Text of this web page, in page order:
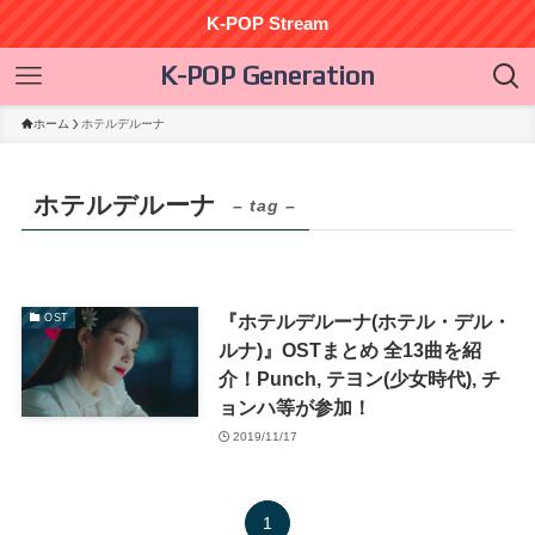
K-POP Stream
K-POP Generation
ホーム ホテルデルーナ
ホテルデルーナ – tag –
OST
『ホテルデルーナ(ホテル・デル・
ルナ)』OSTまとめ 全13曲を紹
介！Punch, テヨン(少女時代), チ
ョンハ等が参加！
2019/11/17
1